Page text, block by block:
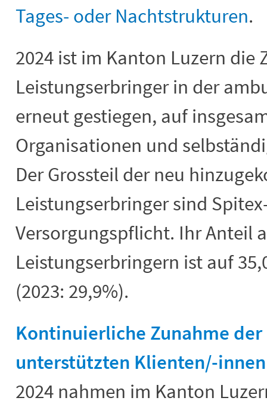
Tages- oder Nachtstrukturen.
2024 ist im Kanton Luzern die
Leistungserbringer in der
erneut gestiegen, auf
Organisationen und
Der Grossteil der neu
Leistungserbringer sind
Versorgungspflicht. Ihr Anteil
Leistungserbringern ist auf
(2023: 29,9%).
Kontinuierliche Zunahme
unterstützten Klienten/-innen
2024 nahmen im Kanton